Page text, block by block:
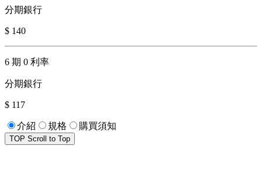
分期銀行
$ 140
6 期 0 利率
分期銀行
$ 117
介紹 規格 購買須知
TOP Scroll to Top